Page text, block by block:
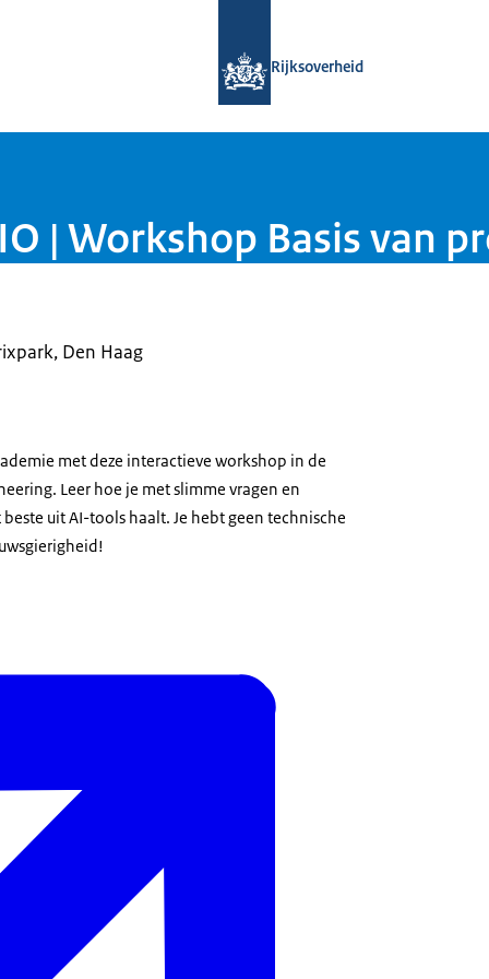
Rijksoverheid
| Workshop Basis van
Den Haag
met deze interactieve workshop in de
Leer hoe je met slimme vragen en
uit AI-tools haalt. Je hebt geen technische